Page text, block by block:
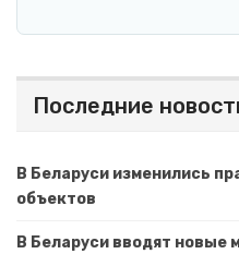
Последние
В Беларуси изменились
объектов
В Беларуси вводят